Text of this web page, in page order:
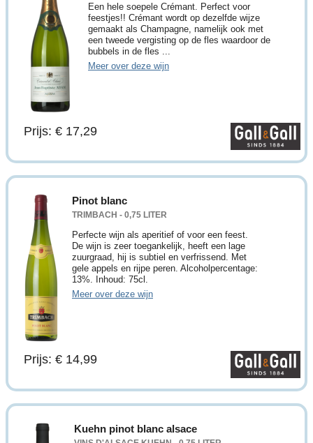
Een hele soepele Crémant. Perfect voor
feestjes!! Crémant wordt op dezelfde wijze
gemaakt als Champagne, namelijk ook met
een tweede vergisting op de fles waardoor de
bubbels in de fles ...
Meer over deze wijn
Prijs: € 17,29
Pinot blanc
TRIMBACH - 0,75 LITER
Perfecte wijn als aperitief of voor een feest.
De wijn is zeer toegankelijk, heeft een lage
zuurgraad, hij is subtiel en verfrissend. Met
gele appels en rijpe peren. Alcoholpercentage:
13%. Inhoud: 75cl.
Meer over deze wijn
Prijs: € 14,99
Kuehn pinot blanc alsace